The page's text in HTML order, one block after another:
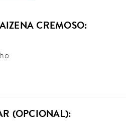
CREMOSO:
(OPCIONAL):